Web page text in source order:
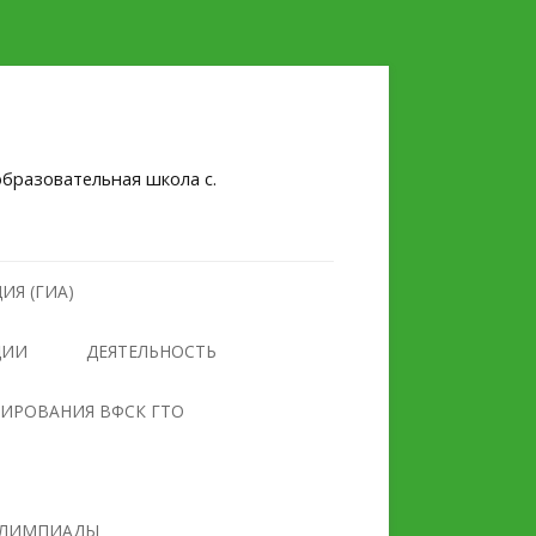
школа с.
(ГИА)
ДЕЯТЕЛЬНОСТЬ
НУЛЕВОЙ ТРАВМАТИЗМ
ВФСК ГТО